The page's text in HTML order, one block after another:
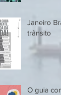
Janeiro
trânsito
O guia